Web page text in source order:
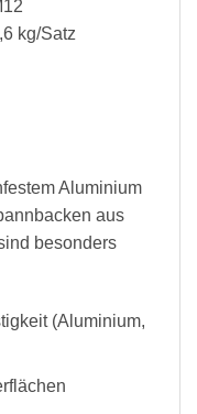
kg/Satz
Aluminium
aus
besonders
(Aluminium,